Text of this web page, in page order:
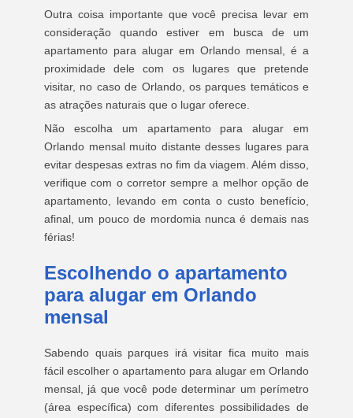
Outra coisa importante que você precisa levar em
consideração quando estiver em busca de um
apartamento para alugar em Orlando mensal, é a
proximidade dele com os lugares que pretende
visitar, no caso de Orlando, os parques temáticos e
as atrações naturais que o lugar oferece.
Não escolha um apartamento para alugar em
Orlando mensal muito distante desses lugares para
evitar despesas extras no fim da viagem. Além disso,
verifique com o corretor sempre a melhor opção de
apartamento, levando em conta o custo benefício,
afinal, um pouco de mordomia nunca é demais nas
férias!
Escolhendo o apartamento
para alugar em Orlando
mensal
Sabendo quais parques irá visitar fica muito mais
fácil escolher o apartamento para alugar em Orlando
mensal, já que você pode determinar um perímetro
(área específica) com diferentes possibilidades de